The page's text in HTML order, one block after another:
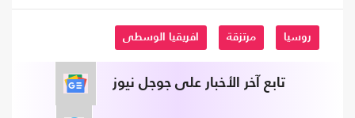
روسيا مرتزقة افريقيا الوسطى
تابع آخر الأخبار على جوجل نيوز